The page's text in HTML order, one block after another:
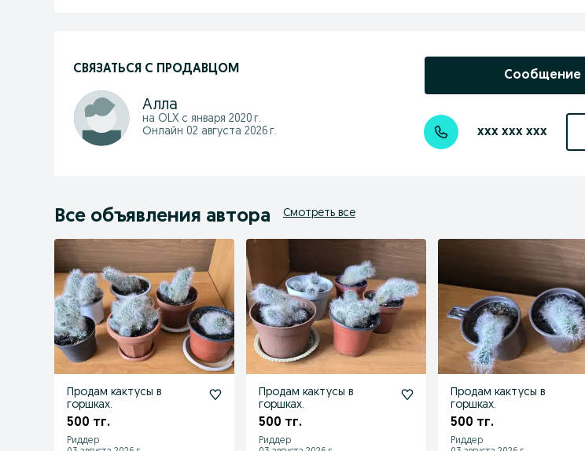
СВЯЗАТЬСЯ С ПРОДАВЦОМ
Алла
на OLX с января 2020 г.
Онлайн 02 августа 2026 г.
Сообщение
xxx xxx xxx
Все объявления автора Смотреть все
Продам кактусы в
горшках.
500 тг.
Риддер
Продам кактусы в
горшках.
500 тг.
Риддер
Продам кактусы в
горшках.
500 тг.
Риддер